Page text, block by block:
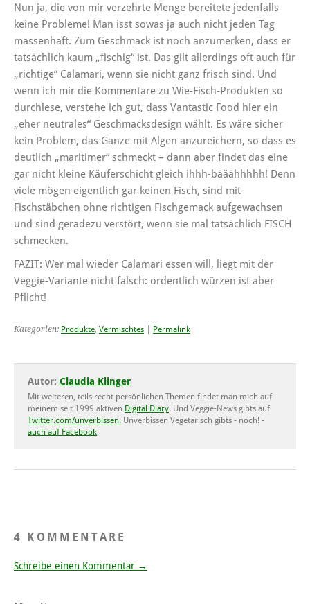
Nun ja, die von mir verzehrte Menge bereitete jedenfalls
keine Probleme! Man isst sowas ja auch nicht jeden Tag
massenhaft. Zum Geschmack ist noch anzumerken, dass er
tatsächlich kaum „fischig“ ist. Das gilt allerdings oft auch für
„richtige“ Calamari, wenn sie nicht ganz frisch sind. Und
wenn ich mir die Kommentare zu Wie-Fisch-Produkten so
durchlese, verstehe ich gut, dass Vantastic Food hier ein
„eher neutrales“ Geschmacksdesign wählt. Es wäre sicher
kein Problem, das Ganze mit Algen anzureichern, so dass es
deutlich „maritimer“ schmeckt – dann aber findet das eine
gar nicht kleine Käuferschicht gleich ihhh-bääähhhhh! Denn
viele mögen eigentlich gar keinen Fisch, sind mit
Fischstäbchen ohne richtigen Fischgemack aufgewachsen
und sind geradezu verstört, wenn sie mal tatsächlich FISCH
schmecken.
FAZIT: Wer mal wieder Calamari essen will, liegt mit der
Veggie-Variante nicht falsch: ordentlich würzen ist aber
Pflicht!
Kategorien: Produkte, Vermischtes Permalink
Autor: Claudia Klinger
Mit weiteren, teils recht persönlichen Themen findet man mich auf
meinem seit 1999 aktiven Digital Diary. Und Veggie-News gibts auf
Twitter.com/unverbissen. Unverbissen Vegetarisch gibts - noch! -
auch auf Facebook
4 KOMMENTARE
Schreibe einen Kommentar →